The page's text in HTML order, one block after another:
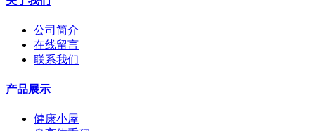
公司简介
在线留言
联系我们
产品展示
健康小屋